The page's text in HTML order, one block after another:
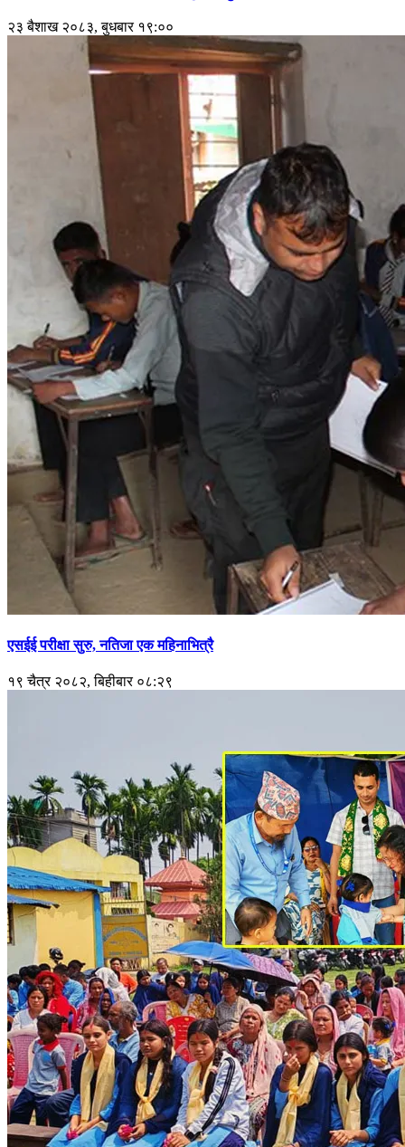
२३ बैशाख २०८३, बुधबार १९:००
एसईई परीक्षा सुरु, नतिजा एक महिनाभित्रै
१९ चैत्र २०८२, बिहीबार ०८:२९